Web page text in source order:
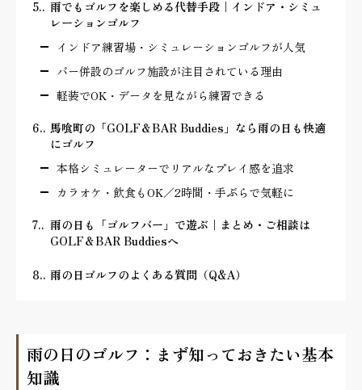
5. 雨でもゴルフを楽しめる代替手段｜インドア・シミュ
レーションゴルフ
インドア練習場・シミュレーションゴルフが人気
バー併設のゴルフ施設が注目されている理由
軽装でOK・データを見ながら練習できる
6. 馬喰町の「GOLF＆BAR Buddies」なら雨の日も快適
にゴルフ
本格シミュレーターでリアルなプレイ感を追求
カラオケ・飲食もOK／2時間・手ぶらで気軽に
7. 雨の日も「ゴルフバー」で遊ぶ｜まとめ・ご相談は
GOLF＆BAR Buddiesへ
8. 雨の日ゴルフのよくある質問（Q&A）
雨の日のゴルフ：まず知っておきたい基本
知識